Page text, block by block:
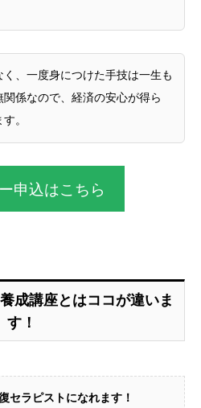
、一度身につけた手技は一生も
係なので、経済の安心が得ら
。
申込はこちら
成講座とはココが違いま
す！
セラピストになれます！